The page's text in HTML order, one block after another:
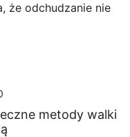
że odchudzanie nie
metody walki